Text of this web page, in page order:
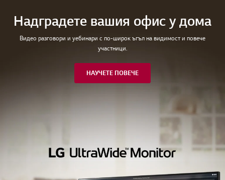
Надградете вашия офис у дома
Видео разговори и уебинари с по-широк ъгъл на видимост и повече
участници.
НАУЧЕТЕ ПОВЕЧЕ